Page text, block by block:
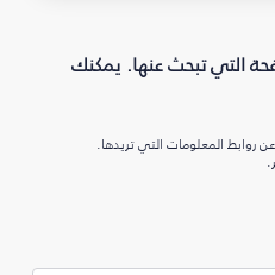
التي تبحث عنها. يمكنك
روابط المعلومات التي تريدها.